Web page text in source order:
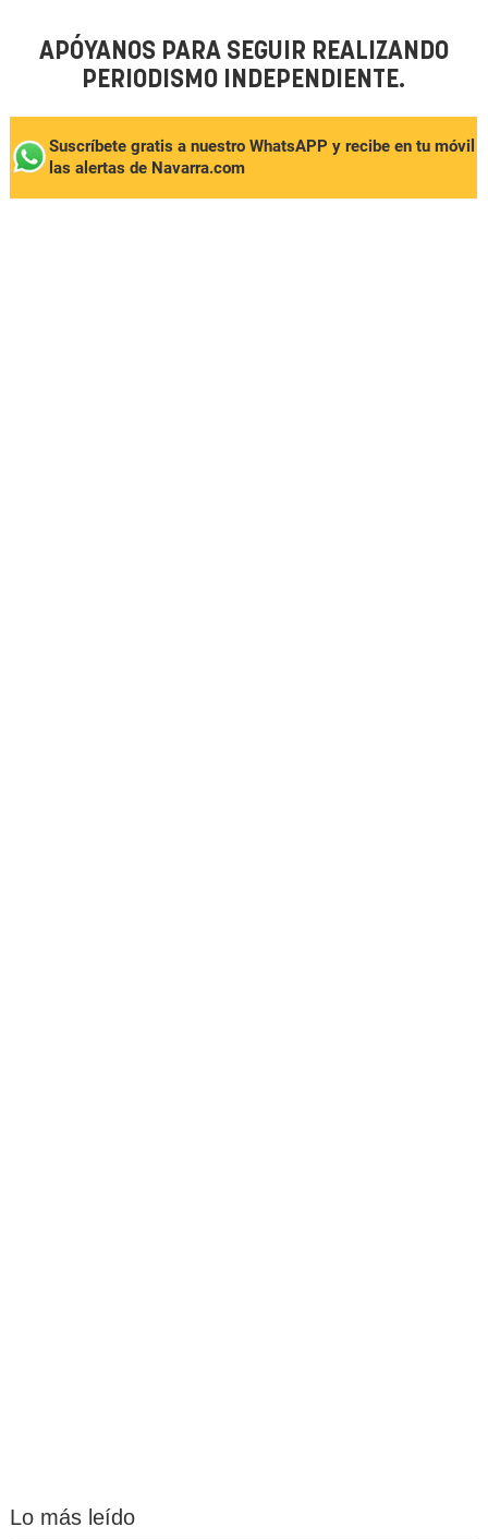
APÓYANOS PARA SEGUIR REALIZANDO
PERIODISMO INDEPENDIENTE.
Suscríbete gratis a nuestro WhatsAPP y recibe en tu móvil
las alertas de Navarra.com
Lo más leído